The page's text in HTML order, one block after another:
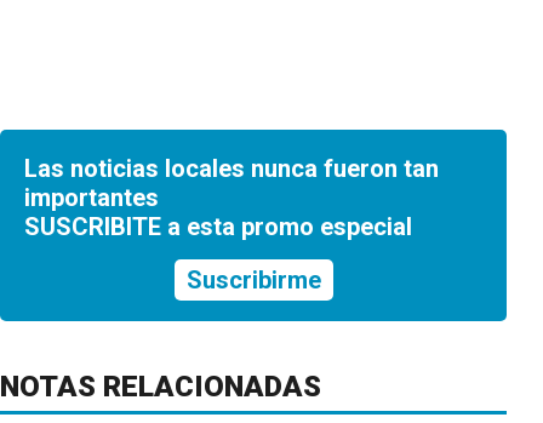
Las noticias locales nunca fueron tan
importantes
SUSCRIBITE a esta promo especial
Suscribirme
NOTAS RELACIONADAS